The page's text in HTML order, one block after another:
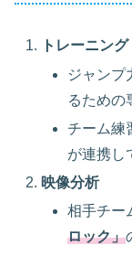
トレーニング
ジャンプ
るための
チーム練
が連携し
映像分析
相手チー
ロック」